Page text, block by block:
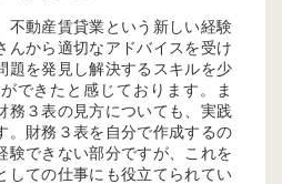
不動産賃貸業という新しい経験
んから適切なアドバイスを受け
題を発見し解決するスキルを少
できたと感じております。ま
務３表の見方についても、実践
。財務３表を自分で作成するの
験できない部分ですが、これを
しての仕事にも役立てられてい